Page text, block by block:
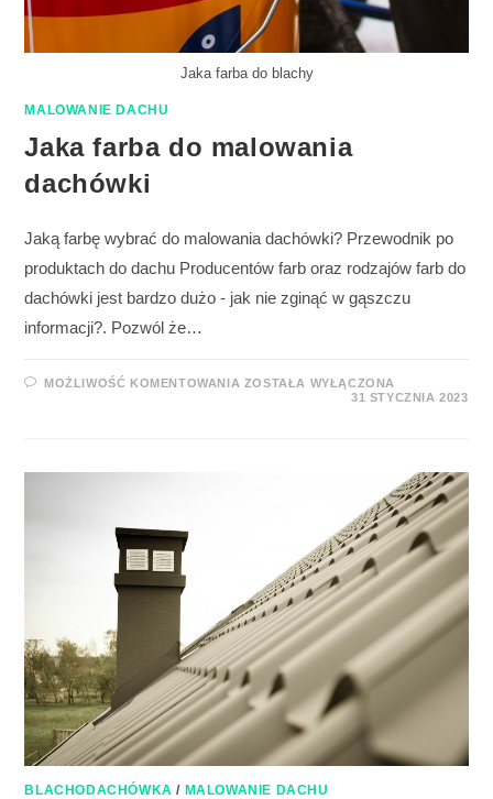
Jaka farba do blachy
MALOWANIE DACHU
Jaka farba do malowania
dachówki
Jaką farbę wybrać do malowania dachówki? Przewodnik po
produktach do dachu Producentów farb oraz rodzajów farb do
dachówki jest bardzo dużo - jak nie zginąć w gąszczu
informacji?. Pozwól że…
MOŻLIWOŚĆ KOMENTOWANIA ZOSTAŁA WYŁĄCZONA
31 STYCZNIA 2023
BLACHODACHÓWKA / MALOWANIE DACHU